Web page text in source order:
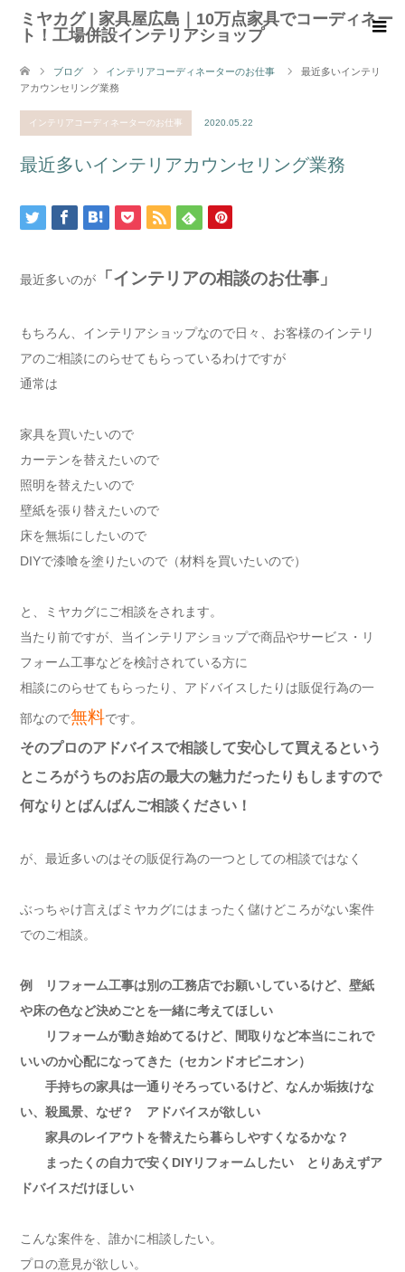
ミヤカグ | 家具屋広島｜10万点家具でコーディネー
ト！工場併設インテリアショップ
ブログ インテリアコーディネーターのお仕事
最近多いインテリ
アカウンセリング業務
インテリアコーディネーターのお仕事 2020.05.22
最近多いインテリアカウンセリング業務
最近多いのが 「インテリアの相談のお仕事」
もちろん、インテリアショップなので日々、お客様のインテリ
アのご相談にのらせてもらっているわけですが
通常は
家具を買いたいので
カーテンを替えたいので
照明を替えたいので
壁紙を張り替えたいので
床を無垢にしたいので
DIYで漆喰を塗りたいので（材料を買いたいので）
と、ミヤカグにご相談をされます。
当たり前ですが、当インテリアショップで商品やサービス・リ
フォーム工事などを検討されている方に
相談にのらせてもらったり、アドバイスしたりは販促行為の一
部なので無料です。
そのプロのアドバイスで相談して安心して買えるという
ところがうちのお店の最大の魅力だったりもしますので
何なりとばんばんご相談ください！
が、最近多いのはその販促行為の一つとしての相談ではなく
ぶっちゃけ言えばミヤカグにはまったく儲けどころがない案件
でのご相談。
例 リフォーム工事は別の工務店でお願いしているけど、壁紙
や床の色など決めごとを一緒に考えてほしい
リフォームが動き始めてるけど、間取りなど本当にこれで
いいのか心配になってきた（セカンドオピニオン）
手持ちの家具は一通りそろっているけど、なんか垢抜けな
い、殺風景、なぜ？ アドバイスが欲しい
家具のレイアウトを替えたら暮らしやすくなるかな？
まったくの自力で安くDIYリフォームしたい とりあえずア
ドバイスだけほしい
こんな案件を、誰かに相談したい。
プロの意見が欲しい。